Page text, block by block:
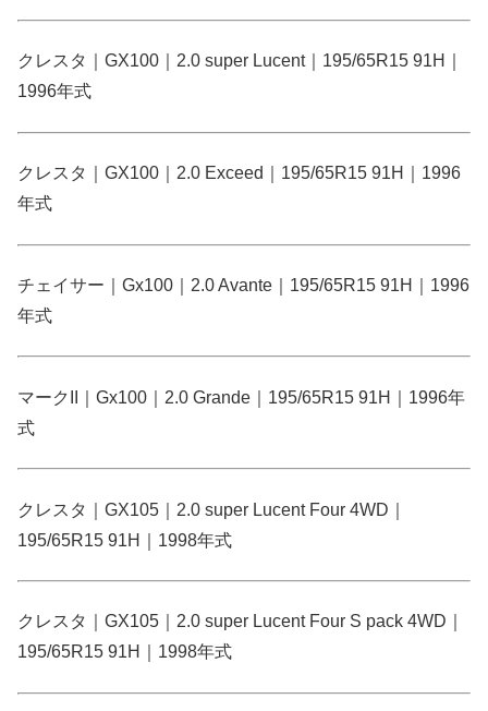
クレスタ｜GX100｜2.0 super Lucent｜195/65R15 91H｜
1996年式
クレスタ｜GX100｜2.0 Exceed｜195/65R15 91H｜1996
年式
チェイサー｜Gx100｜2.0 Avante｜195/65R15 91H｜1996
年式
マークII｜Gx100｜2.0 Grande｜195/65R15 91H｜1996年
式
クレスタ｜GX105｜2.0 super Lucent Four 4WD｜
195/65R15 91H｜1998年式
クレスタ｜GX105｜2.0 super Lucent Four S pack 4WD｜
195/65R15 91H｜1998年式